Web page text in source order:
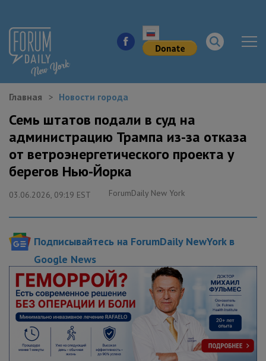
КУДА ПОЙТИ В ГОРОДЕ
ЗДОРОВЬЕ
РАБОТА И БИЗНЕС
ОБРАЗОВАНИЕ
ПОЛЕЗНЫЕ СОВЕТЫ
Главная Новости города
Семь штатов подали в суд на
администрацию Трампа из-за отказа
от ветроэнергетического проекта у
берегов Нью-Йорка
03.06.2026, 09:19 EST ForumDaily New York
Подписывайтесь на ForumDaily NewYork в
Google News